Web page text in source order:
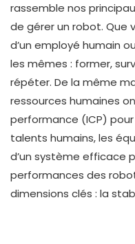
rassemble nos
de gérer un robot. Que
d’un employé humain
les mêmes : former,
répéter. De la même
ressources humaines
performance (ICP)
talents humains, les
d’un système efficace
performances des
dimensions clés : la